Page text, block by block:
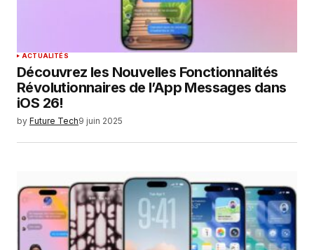
ACTUALITÉS
Découvrez les Nouvelles Fonctionnalités
Révolutionnaires de l’App Messages dans
iOS 26!
by Future Tech9 juin 2025